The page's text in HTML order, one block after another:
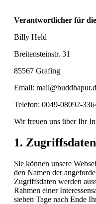
Verantwortlicher für
Billy Held
Breitensteinstr. 31
85567 Grafing
Email:
Telefon: 0049-08092-
Wir freuen uns über Ihr
1.
Sie können unsere
den Namen der
Zugriffsdaten werden
Rahmen einer
sieben Tage nach Ende